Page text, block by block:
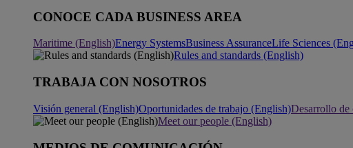
CONOCE CADA BUSINESS AREA
Maritime (English)Energy SystemsBusiness AssuranceLife Sciences
Rules and standards (English)
TRABAJA CON NOSOTROS
Visión general (English)Oportunidades de trabajo (English)Desarrollo de
Meet our people (English)